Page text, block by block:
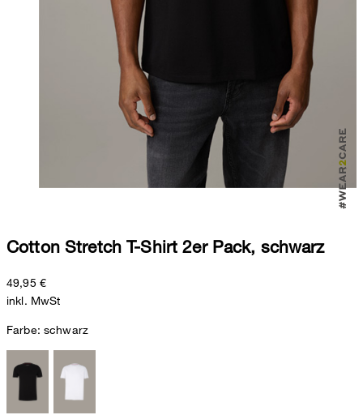
Cotton Stretch T-Shirt 2er Pack, schwarz
49,95 €
inkl. MwSt
Farbe: schwarz